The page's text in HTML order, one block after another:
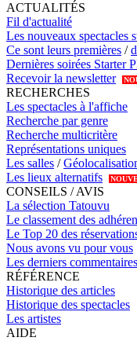
ACTUALITÉS
Fil d'actualité
Les nouveaux spectacles
Ce sont leurs premières /
Dernières soirées Starter
Recevoir la newsletter
RECHERCHES
Les spectacles à l'affiche
Recherche par genre
Recherche multicritère
Représentations uniques
Les salles /
Les lieux alternatifs
CONSEILS / AVIS
La sélection Tatouvu
Le classement des
Le Top 20 des
Nous avons vu pour vous
Les derniers commentaires
RÉFÉRENCE
Historique des articles
Historique des spectacles
Les artistes
AIDE